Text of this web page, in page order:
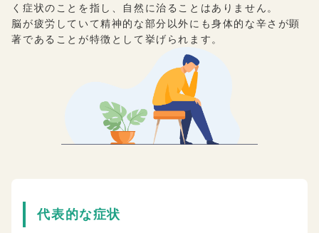
く症状のことを指し、自然に治ることはありません。
脳が疲労していて精神的な部分以外にも身体的な辛さが顕
著であることが特徴として挙げられます。
代表的な症状